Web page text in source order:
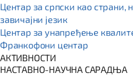
Центар за српски као страни,
завичајни језик
Центар за унапређење
Франкофони центар
АКТИВНОСТИ
НАСТАВНО-НАУЧНА САРАДЊА